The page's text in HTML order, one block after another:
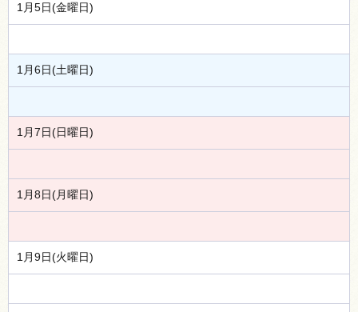
1月5日(金曜日)
1月6日(土曜日)
1月7日(日曜日)
1月8日(月曜日)
1月9日(火曜日)